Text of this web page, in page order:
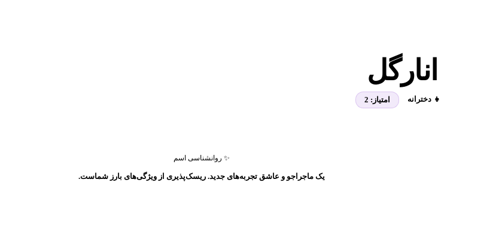
انارگل
👧 دخترانه امتیاز: 2
✨ روانشناسی اسم
یک ماجراجو و عاشق تجربه‌های جدید. ریسک‌پذیری از ویژگی‌های بارز شماست.